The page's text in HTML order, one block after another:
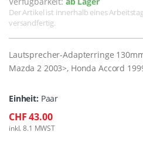
Der Artikel ist innerhalb eines
versandfertig.
Lautsprecher-Adapterringe
Mazda 2 2003>, Honda Accord
Einheit: Paar
CHF 43.00
inkl. 8.1 MWST